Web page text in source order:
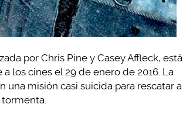
por Chris Pine y Casey Affleck, está
los cines el 29 de enero de 2016. La
una misión casi suicida para rescatar a